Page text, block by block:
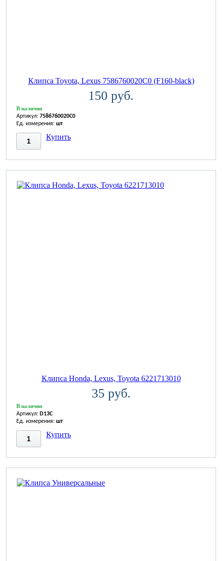
Клипса Toyota, Lexus 7586760020C0 (F160-black)
150 руб.
В наличии
Артикул: 7586760020C0
Ед. измерения: шт
Купить
Клипса Honda, Lexus, Toyota 6221713010
35 руб.
В наличии
Артикул: D13C
Ед. измерения: шт
Купить